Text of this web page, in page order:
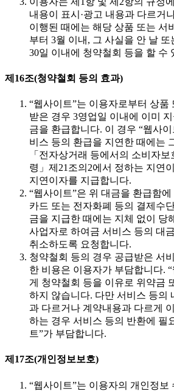
내용이 표시·광고 내용과 다르거
이행된 때에는 해당 상품 또는 서
부터 3월 이내, 그 사실을 안 날 또
30일 이내에 청약철회 등을 할 수
제16조(청약철회 등의 효과)
“웹사이트”는 이용자로부터 상품
받은 경우 3영업일 이내에 이미
금을 환급합니다. 이 경우 “웹사
비스 등의 환급을 지연한 때에는
「전자상거래 등에서의 소비자
령」제21조의2에서 정하는 지연
지연이자를 지급합니다.
“웹사이트”은 위 대금을 환급함
카드 또는 전자화폐 등의 결제수
금을 지급한 때에는 지체 없이 당
사업자로 하여금 서비스 등의 대
취소하도록 요청합니다.
청약철회 등의 경우 공급받은 서
한 비용은 이용자가 부담합니다.
게 청약철회 등을 이유로 위약금
하지 않습니다. 다만 서비스 등의
과 다르거나 계약내용과 다르게
하는 경우 서비스 등의 반환에 필
트”가 부담합니다.
제17조(개인정보보호)
“웹사이트”는 이용자의 개인정보